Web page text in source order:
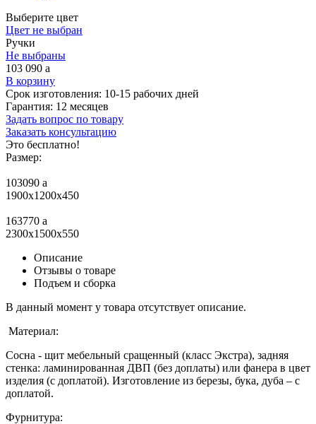
Выберите цвет
Цвет не выбран
Ручки
Не выбраны
103 090 a
В корзину
Срок изготовления: 10-15 рабочих дней
Гарантия: 12 месяцев
Задать вопрос по товару
Заказать консультацию
Это бесплатно!
Размер:
103090 a
1900х1200х450
163770 a
2300x1500x550
Описание
Отзывы о товаре
Подъем и сборка
В данный момент у товара отсутствует описание.
Материал:
Сосна - щит мебельный сращенный (класс Экстра), задняя
стенка: ламинированная ДВП (без доплаты) или фанера в цвет
изделия (с доплатой). Изготовление из березы, бука, дуба – с
доплатой.
Фурнитура: